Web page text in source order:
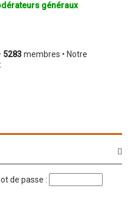
généraux
5283membres • Notre
de passe :